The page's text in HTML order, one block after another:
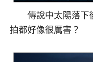
傳說中太陽落下
拍都好像很厲害？